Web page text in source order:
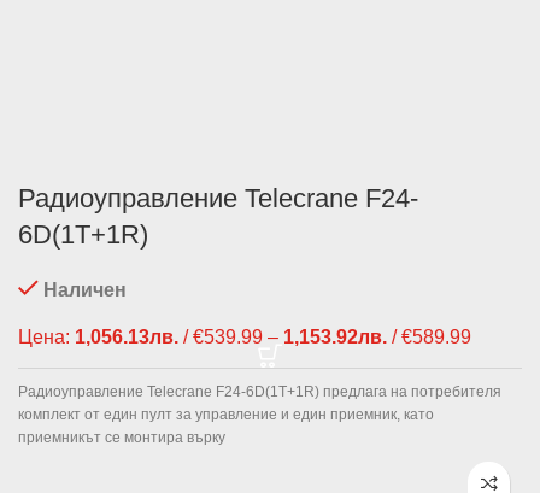
Радиоуправление Telecrane F24-
6D(1T+1R)
Наличен
Цена: 1,056.13лв. / €539.99 – 1,153.92лв. / €589.99
/
Радиоуправление Telecrane F24-6D(1T+1R) предлага на потребителя
комплект от един пулт за управление и един приемник, като
приемникът се монтира върку